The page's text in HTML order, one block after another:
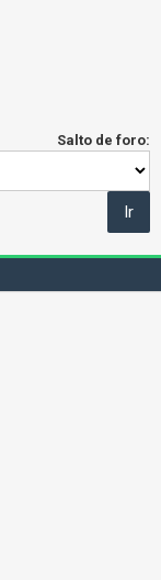
Salto de foro: